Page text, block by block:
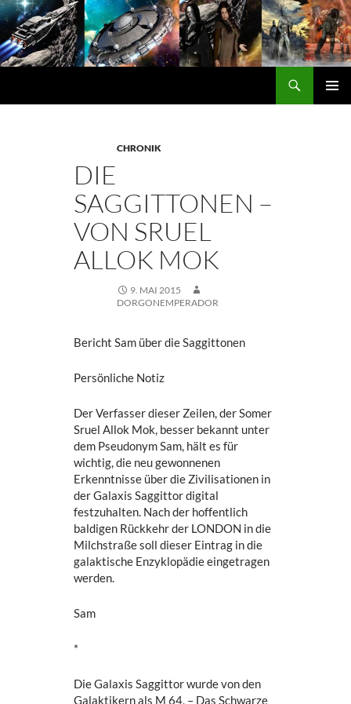
Zum
Inhalt
springen
CHRONIK
DIE
SAGGITTONEN –
VON SRUEL
ALLOK MOK
9. MAI 2015
DORGONEMPERADOR
Bericht Sam über die Saggittonen
Persönliche Notiz
Der Verfasser dieser Zeilen, der Somer
Sruel Allok Mok, besser bekannt unter
dem Pseudonym Sam, hält es für
wichtig, die neu gewonnenen
Erkenntnisse über die Zivilisationen in
der Galaxis Saggittor digital
festzuhalten. Nach der hoffentlich
baldigen Rückkehr der LONDON in die
Milchstraße soll dieser Eintrag in die
galaktische Enzyklopädie eingetragen
werden.
Sam
*
Die Galaxis Saggittor wurde von den
Galaktikern als M 64, – Das Schwarze